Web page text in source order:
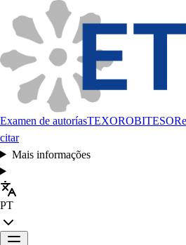
Examen de autoríasTEXOROBITESO
citar
Mais informações
PT